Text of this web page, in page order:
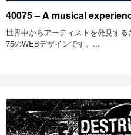
40075 – A musical
世界中からアーティストを発見す
75のWEBデザインです。...